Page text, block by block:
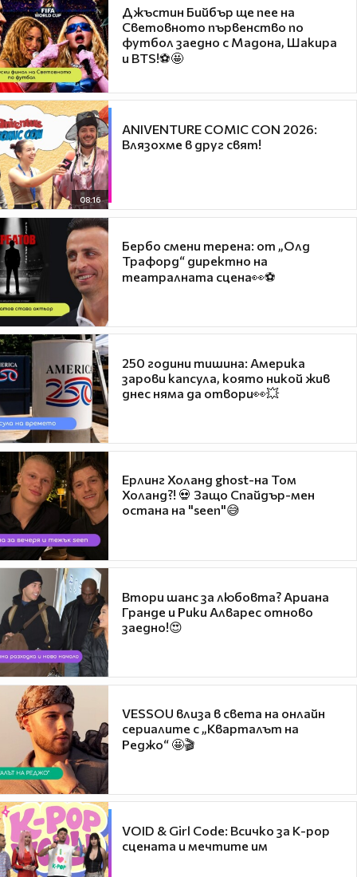
Джъстин Бийбър ще пее на
Световното първенство по
футбол заедно с Мадона, Шакира
и BTS!⚽🤩
08:16
ANIVENTURE COMIC CON 2026:
Влязохме в друг свят!
Бербо смени терена: от „Олд
Трафорд“ директно на
театралната сцена👀⚽
250 години тишина: Америка
зарови капсула, която никой жив
днес няма да отвори👀💥
Ерлинг Холанд ghost-на Том
Холанд?! 💀 Защо Спайдър-мен
остана на "seen"😅
Втори шанс за любовта? Ариана
Гранде и Рики Алварес отново
заедно!😍
VESSOU влиза в света на онлайн
сериалите с „Кварталът на
Реджо“ 🤩🎬
VOID & Girl Code: Всичко за K-pop
сцената и мечтите им